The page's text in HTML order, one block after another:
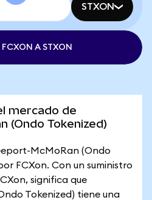
STXON
A STXON
mercado de
(Ondo Tokenized)
McMoRan (Ondo
FCXon. Con un suministro
significa que
Tokenized) tiene una